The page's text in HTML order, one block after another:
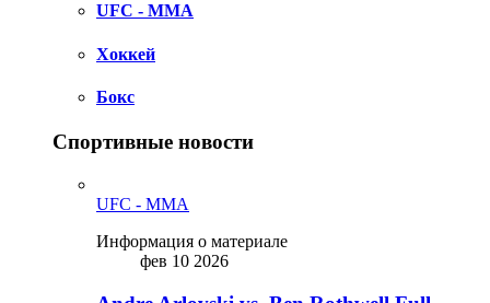
UFC - MMA
Хоккей
Бокс
Спортивные новости
UFC - MMA
Информация о материале
фев 10 2026